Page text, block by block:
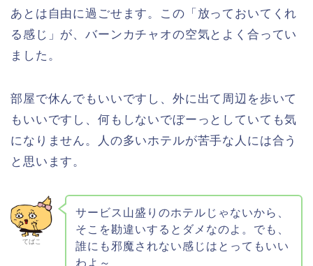
あとは自由に過ごせます。この「放っておいてくれ
る感じ」が、バーンカチャオの空気とよく合ってい
ました。
部屋で休んでもいいですし、外に出て周辺を歩いて
もいいですし、何もしないでぼーっとしていても気
になりません。人の多いホテルが苦手な人には合う
と思います。
てばこ
サービス山盛りのホテルじゃないから、
そこを勘違いするとダメなのよ。でも、
誰にも邪魔されない感じはとってもいい
わよ～